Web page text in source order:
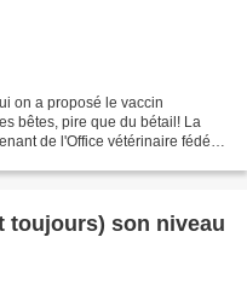
on a proposé le vaccin
bêtes, pire que du bétail! La
de l'Office vétérinaire fédéral
toujours) son niveau